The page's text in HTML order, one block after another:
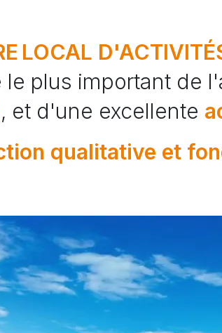
LOCAL
plus important de
, et d'une excellente
qualitative et